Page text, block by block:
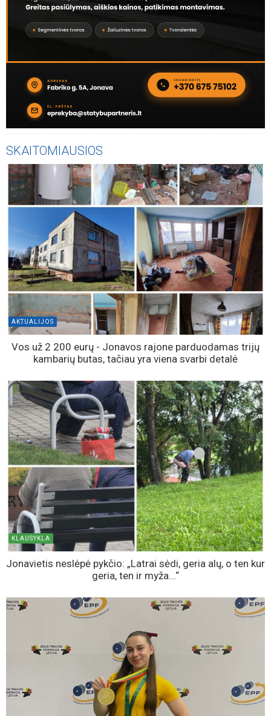
SKAITOMIAUSIOS
AKTUALIJOS
Vos už 2 200 eurų - Jonavos rajone parduodamas trijų
kambarių butas, tačiau yra viena svarbi detalė
KLAUSYKLA
Jonavietis neslėpė pykčio: „Latrai sėdi, geria alų, o ten kur
geria, ten ir myža...“